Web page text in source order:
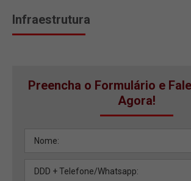
Infraestrutura
Preencha o Formulário e
Agora!